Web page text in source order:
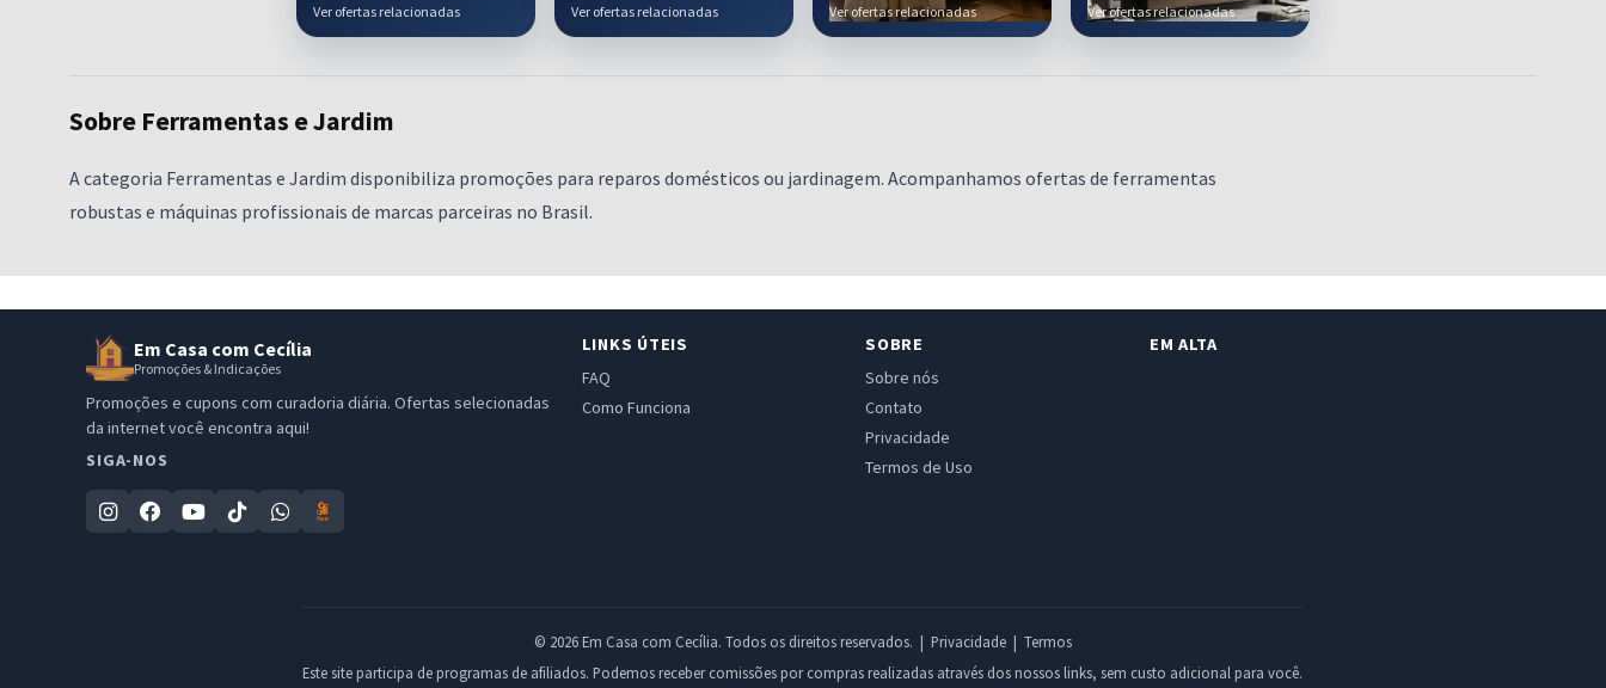
Ver ofertas relacionadas Ver ofertas relacionadas Ver ofertas relacionadas Ver ofertas relacionadas
Sobre Ferramentas e Jardim
A categoria Ferramentas e Jardim disponibiliza promoções para reparos domésticos ou jardinagem. Acompanhamos ofertas de ferramentas
robustas e máquinas profissionais de marcas parceiras no Brasil.
Em Casa com Cecília
Promoções & Indicações
Promoções e cupons com curadoria diária. Ofertas selecionadas
da internet você encontra aqui!
SIGA-NOS
LINKS ÚTEIS
FAQ
Como Funciona
SOBRE
Sobre nós
Contato
Privacidade
Termos de Uso
EM ALTA
© 2026 Em Casa com Cecília. Todos os direitos reservados. | Privacidade| Termos
Este site participa de programas de afiliados. Podemos receber comissões por compras realizadas através dos nossos links, sem custo adicional para você.